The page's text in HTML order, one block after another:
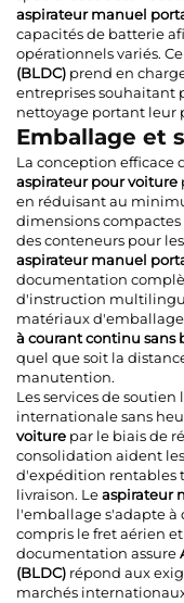
aspirateur manuel
capacités de batterie
opérationnels variés. Ce
(BLDC) prend en
entreprises souhaitant
nettoyage portant leur
Emballage et
La conception efficace
aspirateur pour voiture
en réduisant au
dimensions
des conteneurs pour
aspirateur manuel
documentation
d'instruction
matériaux
à courant continu sans
quel que soit la
manutention.
Les services de
internationale sans
voiture par le biais de
consolidation aident
d'expédition rentables
livraison. Leaspirateur
l'emballage s'adapte à
compris le fret aérien
documentation assure
(BLDC) répond aux
marchés